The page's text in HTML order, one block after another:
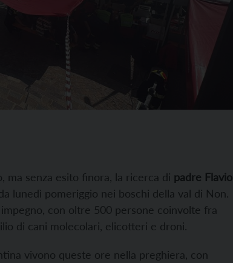
ma senza esito finora, la ricerca di padre Flavio
lunedì pomeriggio nei boschi della val di Non.
con oltre 500 persone coinvolte fra
di cani molecolari, elicotteri e droni.
vivono queste ore nella preghiera, con